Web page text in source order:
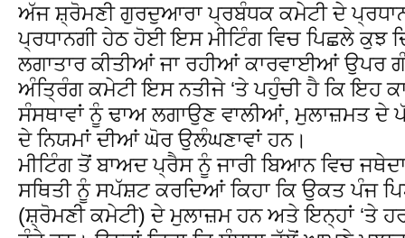
ਅੱਜ ਸ਼੍ਰੋਮਣੀ ਗੁਰਦੁਆਰਾ ਪ੍ਰਬੰਧਕ ਕਮੇਟੀ ਦੇ
ਪ੍ਰਧਾਨਗੀ ਹੇਠ ਹੋਈ ਇਸ ਮੀਟਿੰਗ ਵਿਚ ਪਿਛਲੇ ਕੁਝ
ਲਗਾਤਾਰ ਕੀਤੀਆਂ ਜਾ ਰਹੀਆਂ ਕਾਰਵਾਈਆਂ ਉਪਰ
ਅੰਤ੍ਰਿੰਗ ਕਮੇਟੀ ਇਸ ਨਤੀਜੇ ‘ਤੇ ਪਹੁੰਚੀ ਹੈ ਕਿ ਇਹ
ਸੰਸਥਾਵਾਂ ਨੂੰ ਢਾਅ ਲਗਾਉਣ ਵਾਲੀਆਂ, ਮੁਲਾਜ਼ਮਤ ਦੇ
ਦੇ ਨਿਯਮਾਂ ਦੀਆਂ ਘੋਰ ਉਲੰਘਣਾਵਾਂ ਹਨ।
ਮੀਟਿੰਗ ਤੋਂ ਬਾਅਦ ਪ੍ਰੈਸ ਨੂੰ ਜਾਰੀ ਬਿਆਨ ਵਿਚ
ਸਥਿਤੀ ਨੂੰ ਸਪੱਸ਼ਟ ਕਰਦਿਆਂ ਕਿਹਾ ਕਿ ਉਕਤ ਪੰਜ
(ਸ਼੍ਰੋਮਣੀ ਕਮੇਟੀ) ਦੇ ਮੁਲਾਜ਼ਮ ਹਨ ਅਤੇ ਇਨ੍ਹਾਂ ‘ਤੇ